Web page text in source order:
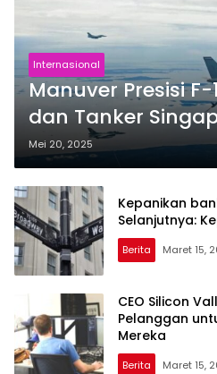
Internasional
Manuver Presisi
dan Tanker
Riau
Mei 20, 2025
Kepanikan
Selanjutnya:
Berita Maret 15,
CEO Silicon
Pelanggan
Mereka
Berita Maret 15,